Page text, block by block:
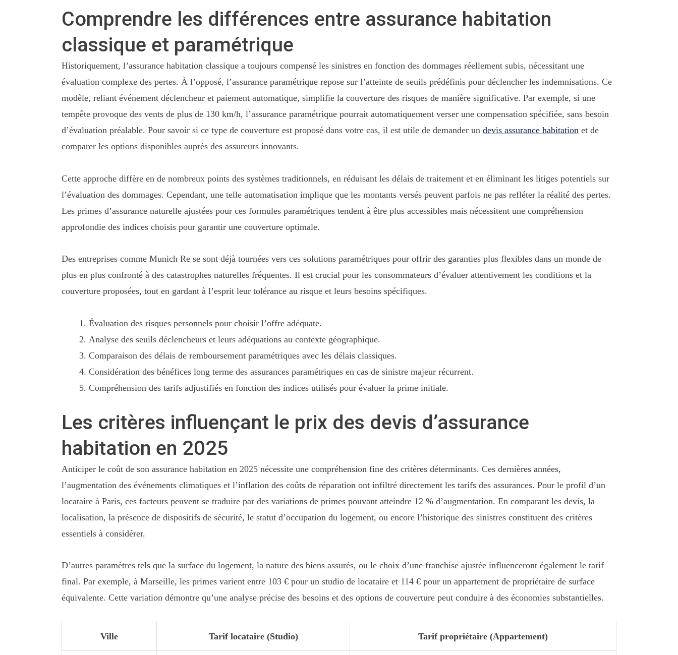
Comprendre les différences entre assurance habitation
classique et paramétrique
Historiquement, l’assurance habitation classique a toujours compensé les sinistres en fonction des dommages réellement subis, nécessitant une
évaluation complexe des pertes. À l’opposé, l’assurance paramétrique repose sur l’atteinte de seuils prédéfinis pour déclencher les indemnisations. Ce
modèle, reliant événement déclencheur et paiement automatique, simplifie la couverture des risques de manière significative. Par exemple, si une
tempête provoque des vents de plus de 130 km/h, l’assurance paramétrique pourrait automatiquement verser une compensation spécifiée, sans besoin
d’évaluation préalable. Pour savoir si ce type de couverture est proposé dans votre cas, il est utile de demander un devis assurance habitation et de
comparer les options disponibles auprès des assureurs innovants.
Cette approche diffère en de nombreux points des systèmes traditionnels, en réduisant les délais de traitement et en éliminant les litiges potentiels sur
l’évaluation des dommages. Cependant, une telle automatisation implique que les montants versés peuvent parfois ne pas refléter la réalité des pertes.
Les primes d’assurance naturelle ajustées pour ces formules paramétriques tendent à être plus accessibles mais nécessitent une compréhension
approfondie des indices choisis pour garantir une couverture optimale.
Des entreprises comme Munich Re se sont déjà tournées vers ces solutions paramétriques pour offrir des garanties plus flexibles dans un monde de
plus en plus confronté à des catastrophes naturelles fréquentes. Il est crucial pour les consommateurs d’évaluer attentivement les conditions et la
couverture proposées, tout en gardant à l’esprit leur tolérance au risque et leurs besoins spécifiques.
Évaluation des risques personnels pour choisir l’offre adéquate.
Analyse des seuils déclencheurs et leurs adéquations au contexte géographique.
Comparaison des délais de remboursement paramétriques avec les délais classiques.
Considération des bénéfices long terme des assurances paramétriques en cas de sinistre majeur récurrent.
Compréhension des tarifs adjustifiés en fonction des indices utilisés pour évaluer la prime initiale.
Les critères influençant le prix des devis d’assurance
habitation en 2025
Anticiper le coût de son assurance habitation en 2025 nécessite une compréhension fine des critères déterminants. Ces dernières années,
l’augmentation des événements climatiques et l’inflation des coûts de réparation ont infiltré directement les tarifs des assurances. Pour le profil d’un
locataire à Paris, ces facteurs peuvent se traduire par des variations de primes pouvant atteindre 12 % d’augmentation. En comparant les devis, la
localisation, la présence de dispositifs de sécurité, le statut d’occupation du logement, ou encore l’historique des sinistres constituent des critères
essentiels à considérer.
D’autres paramètres tels que la surface du logement, la nature des biens assurés, ou le choix d’une franchise ajustée influenceront également le tarif
final. Par exemple, à Marseille, les primes varient entre 103 € pour un studio de locataire et 114 € pour un appartement de propriétaire de surface
équivalente. Cette variation démontre qu’une analyse précise des besoins et des options de couverture peut conduire à des économies substantielles.
Ville Tarif locataire (Studio) Tarif propriétaire (Appartement)